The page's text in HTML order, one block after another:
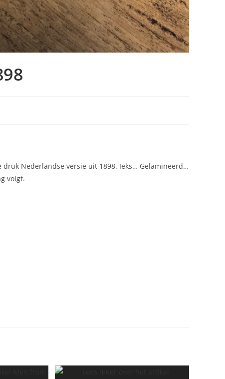
Nederlandse versie uit 1898. Ieks… Gelamineerd…
volgt.